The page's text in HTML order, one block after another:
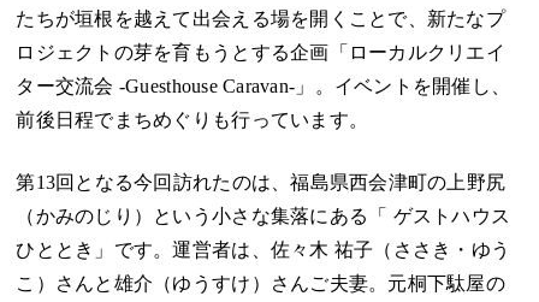
たちが垣根を越えて出会える場を開くことで、新たなプ
ロジェクトの芽を育もうとする企画「ローカルクリエイ
ター交流会 -Guesthouse Caravan-」。イベントを開催し、
前後日程でまちめぐりも行っています。
第13回となる今回訪れたのは、福島県西会津町の上野尻
（かみのじり）という小さな集落にある「 ゲストハウス
ひととき 」です。運営者は、佐々木 祐子（ささき・ゆう
こ）さんと雄介（ゆうすけ）さんご夫妻。元桐下駄屋の